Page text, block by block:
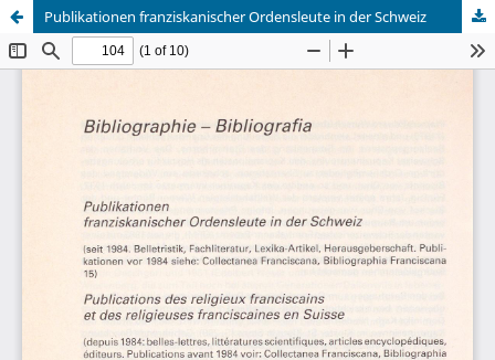
Publikationen franziskanischer Ordensleute in der Schweiz